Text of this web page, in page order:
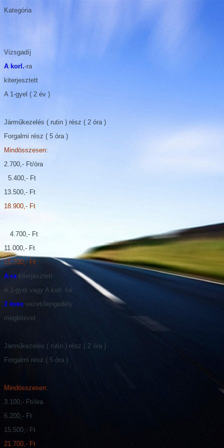
Kategória
Vizsgadíj
A korl.-ra
kiterjesztett
A 1-gyel ( 2 év )
Járműkezelés ( rutin ) rész ( 2 óra )
Forgalmi rész ( 5 óra )
Mindösszesen:
2.700,- Ft/óra
5.400,- Ft
13.500,- Ft
18.900,- Ft
4.700,- Ft
11.000,- Ft
15.700,- Ft
A-ra kiterjesztett
A 1-gyel vagy A korl.-tal
2 éves vezetőiengedély
meglétével
Járműkezelés ( rutin ) rész ( 2 óra )
Forgalmi rész ( 5 óra )
Mindösszesen:
3.100,- Ft/óra
6.200,- Ft
15.500,- Ft
21.700,- Ft